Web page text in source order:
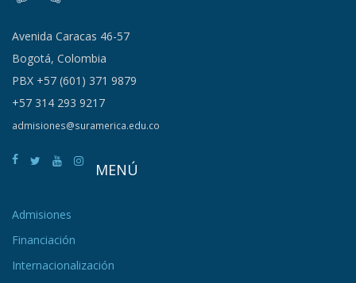
Avenida Caracas 46-57
Bogotá, Colombia
PBX +57 (601) 371 9879
+57 314 293 9217
admisiones@suramerica.edu.co
MENÚ
Admisiones
Financiación
Internacionalización